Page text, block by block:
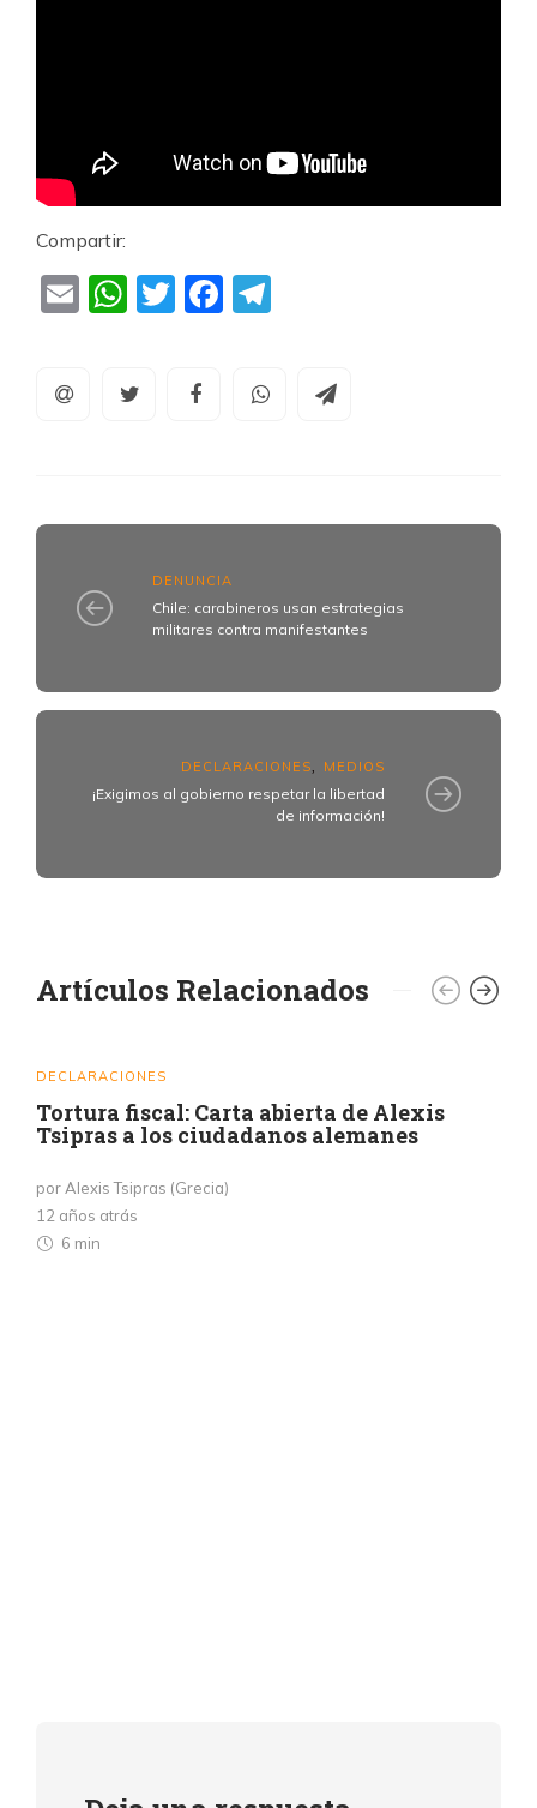
Compartir:
EmailWhatsApp
TwitterFacebook
DENUNCIA
Chile: carabineros usan estrategias
militares contra manifestantes
DECLARACIONES MEDIOS
¡Exigimos al gobierno respetar la libertad
de información!
Artículos Relacionados
DECLARACIONES
Tortura fiscal: Carta abierta de Alexis
Tsipras a los ciudadanos alemanes
por Alexis Tsipras (Grecia)
12 años atrás
6 min